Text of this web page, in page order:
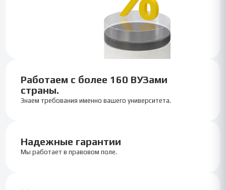
Работаем с более 160 ВУЗами
страны.
Знаем требования именно вашего университета.
Надежные гарантии
Мы работает в правовом поле.